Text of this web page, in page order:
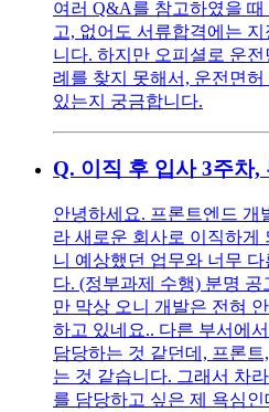
여러 Q&A를 참고하였을
고, 없어도 서류합격에는
니다. 하지만 오피셜로 운
례를 찾지 못해서, 운전면
있는지 궁금합니다.
Q. 이직 후 입사 3주차,
안녕하세요. 프론트엔드 개
라 새로운 회사로 이직하게
니 예상했던 업무와 너무
다. (정부과제 수행) 분명 공
만 막상 오니 개발은 전혀
하고 있네요.. 다른 부서에
담당하는 것 같던데, 프론
는 것 같습니다. 그래서 차
를 담당하고 싶은 제 욕심인